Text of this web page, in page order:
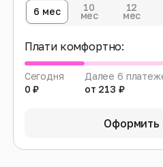
6 мес 10
мес
12
мес
Плати комфортно:
Сегодня
0 ₽
Далее 6
от 213 ₽
Оформить